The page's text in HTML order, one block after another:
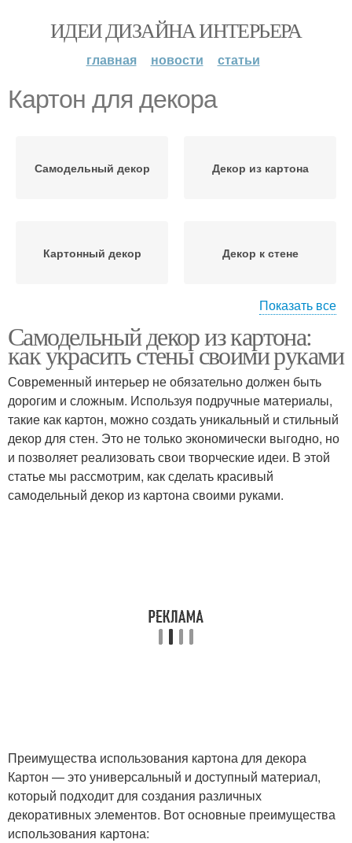
ИДЕИ ДИЗАЙНА ИНТЕРЬЕРА
главная новости статьи
Картон для декора
Самодельный декор Декор из картона
Картонный декор Декор к стене
Тенденции в декоре Декор в подарок
Фигурки из картона Материалы для декора
Показать все
Самодельный декор из картона:
как украсить стены своими руками
Современный интерьер не обязательно должен быть
дорогим и сложным. Используя подручные материалы,
такие как картон, можно создать уникальный и стильный
декор для стен. Это не только экономически выгодно, но
и позволяет реализовать свои творческие идеи. В этой
статье мы рассмотрим, как сделать красивый
самодельный декор из картона своими руками.
Преимущества использования картона для декора
Картон — это универсальный и доступный материал,
который подходит для создания различных
декоративных элементов. Вот основные преимущества
использования картона: